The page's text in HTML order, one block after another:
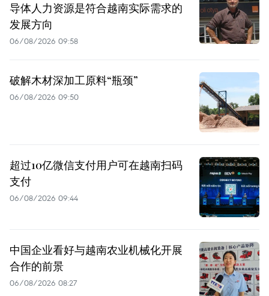
导体人力资源是符合越南实际需求的
发展方向
06/08/2026 09:58
破解木材深加工原料“瓶颈”
06/08/2026 09:50
超过10亿微信支付用户可在越南扫码
支付
06/08/2026 09:44
中国企业看好与越南农业机械化开展
合作的前景
06/08/2026 08:27